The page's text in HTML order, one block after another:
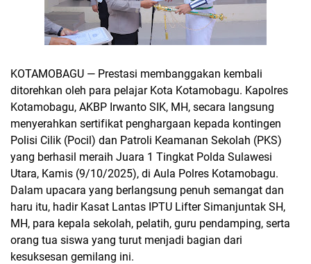
KOTAMOBAGU — Prestasi membanggakan kembali
ditorehkan oleh para pelajar Kota Kotamobagu. Kapolres
Kotamobagu, AKBP Irwanto SIK, MH, secara langsung
menyerahkan sertifikat penghargaan kepada kontingen
Polisi Cilik (Pocil) dan Patroli Keamanan Sekolah (PKS)
yang berhasil meraih Juara 1 Tingkat Polda Sulawesi
Utara, Kamis (9/10/2025), di Aula Polres Kotamobagu.
Dalam upacara yang berlangsung penuh semangat dan
haru itu, hadir Kasat Lantas IPTU Lifter Simanjuntak SH,
MH, para kepala sekolah, pelatih, guru pendamping, serta
orang tua siswa yang turut menjadi bagian dari
kesuksesan gemilang ini.